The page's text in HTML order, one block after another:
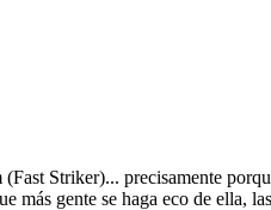
(Fast Striker)... precisamente
gente se haga eco de ella,